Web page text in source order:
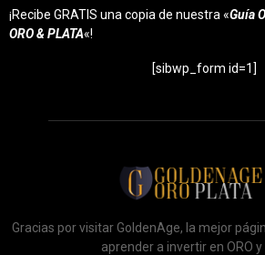
¡Recibe GRATIS una copia de nuestra «Guía
ORO & PLATA«!
[sibwp_form id=1]
Gracias por visitar GoldenAge, la mejor
aprender a invertir en ORO y